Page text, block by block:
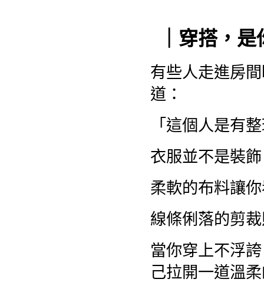
｜穿搭，
有些人走進房
道：
「這個人是有
衣服並不是裝
柔軟的布料讓
線條俐落的剪
當你穿上不浮
己拉開一道溫